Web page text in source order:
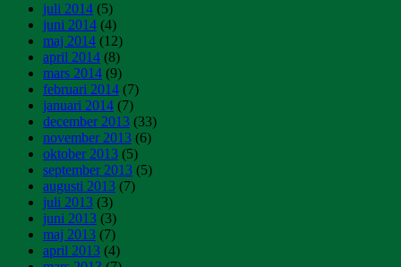
juli 2014 (5)
juni 2014 (4)
maj 2014 (12)
april 2014 (8)
mars 2014 (9)
februari 2014 (7)
januari 2014 (7)
december 2013 (33)
november 2013 (6)
oktober 2013 (5)
september 2013 (5)
augusti 2013 (7)
juli 2013 (3)
juni 2013 (3)
maj 2013 (7)
april 2013 (4)